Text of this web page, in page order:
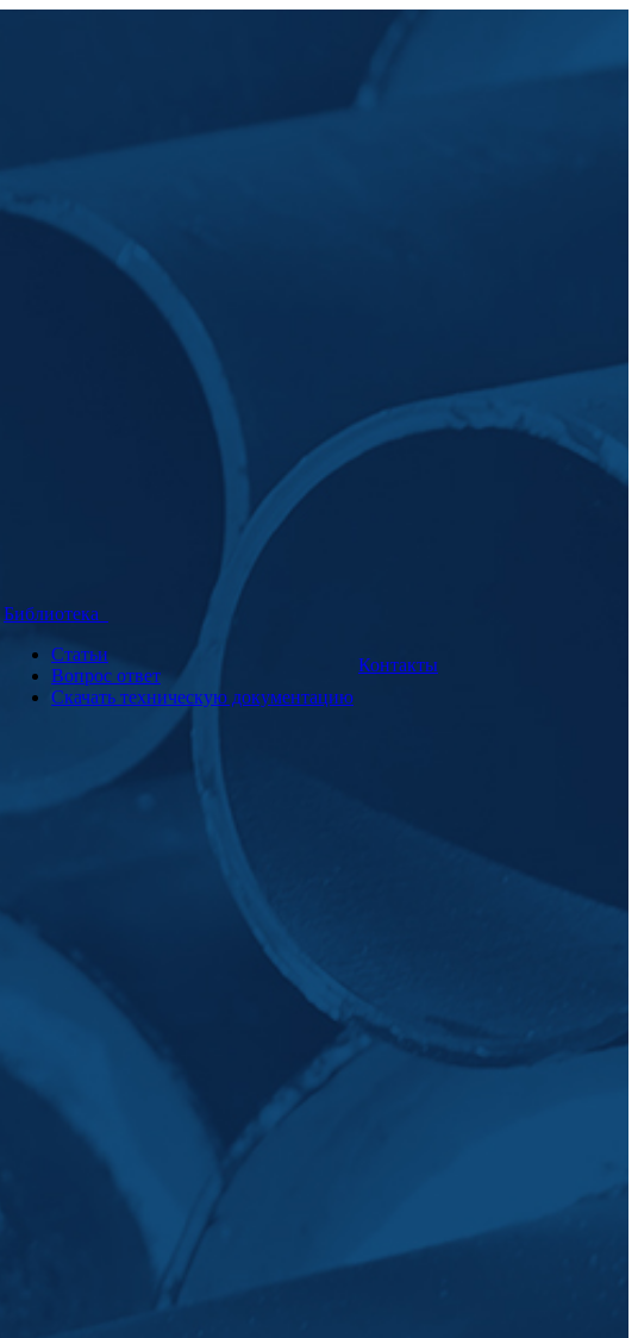
Библиотека
Статьи
Вопрос ответ
Скачать техническую документацию
Контакты